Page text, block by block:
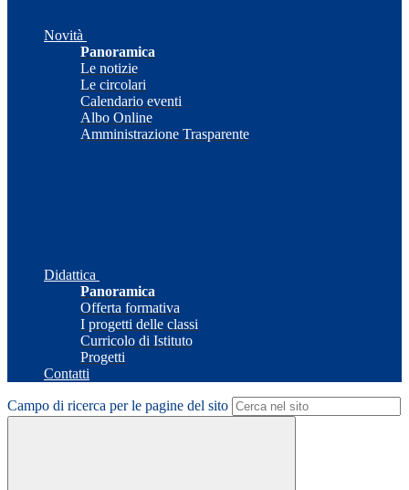
Novità
Panoramica
Le notizie
Le circolari
Calendario eventi
Albo Online
Amministrazione Trasparente
Didattica
Panoramica
Offerta formativa
I progetti delle classi
Curricolo di Istituto
Progetti
Contatti
Campo di ricerca per le pagine del sito